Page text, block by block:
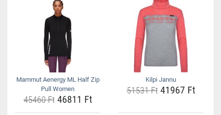
Mammut Aenergy ML Half Zip
Pull Women
45460 Ft46811 Ft
Kilpi Jannu
51531 Ft41967 Ft